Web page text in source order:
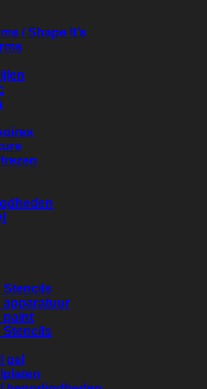
/ Shape It’s
Stencils
apparatuur
paint
Stencils
gel